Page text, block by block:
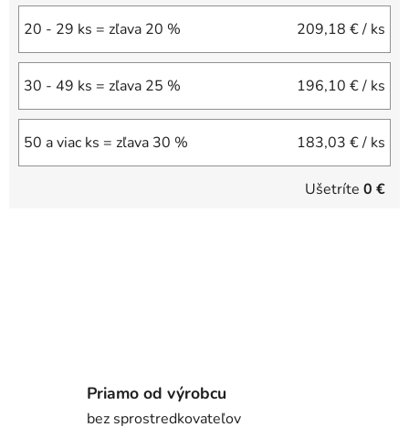
20 - 29 ks = zľava 20 % 209,18 €/ ks
30 - 49 ks = zľava 25 % 196,10 €/ ks
50 a viac ks = zľava 30 % 183,03 €/ ks
Ušetríte 0 €
Priamo od výrobcu
bez sprostredkovateľov